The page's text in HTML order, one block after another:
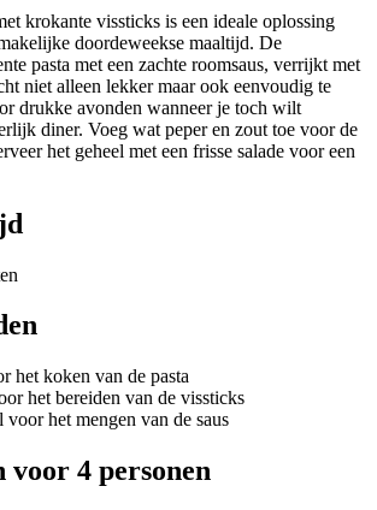
krokante vissticks is een ideale oplossing
doordeweekse maaltijd. De
pasta met een zachte roomsaus, verrijkt met
niet alleen lekker maar ook eenvoudig te
drukke avonden wanneer je toch wilt
diner. Voeg wat peper en zout toe voor de
het geheel met een frisse salade voor een
het koken van de pasta
het bereiden van de vissticks
voor het mengen van de saus
voor 4 personen